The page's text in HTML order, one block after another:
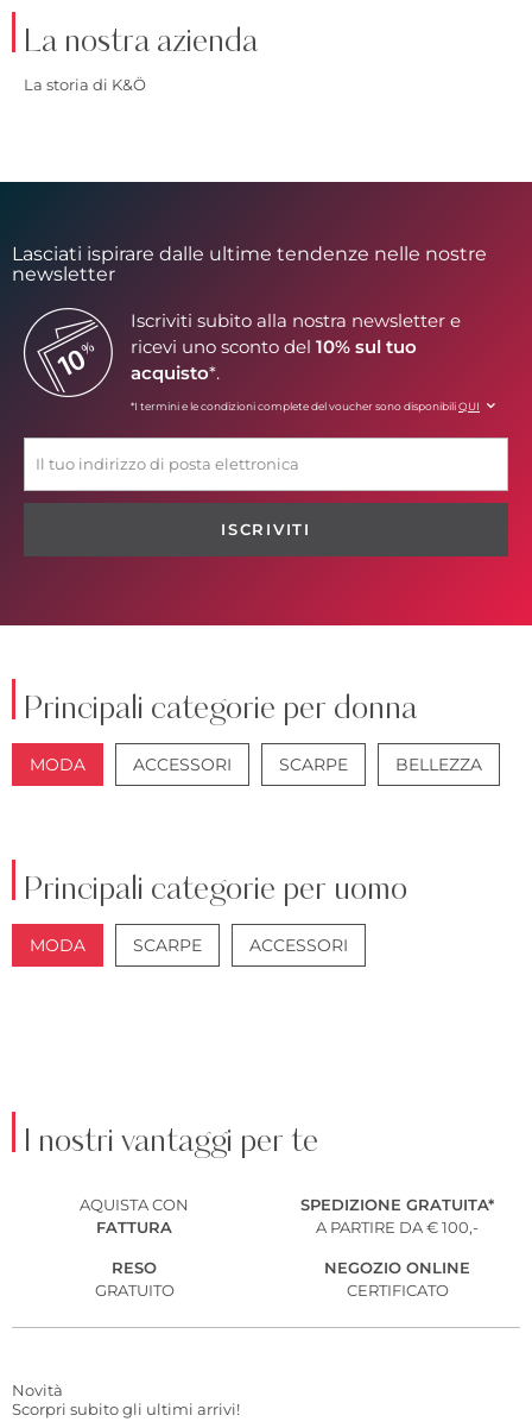
La nostra azienda
La storia di K&Ö
Lasciati ispirare dalle ultime tendenze nelle nostre
newsletter
Iscriviti subito alla nostra newsletter e
ricevi uno sconto del 10% sul tuo
acquisto*.
*I termini e le condizioni complete del voucher sono disponibiliQUI
ISCRIVITI
Principali categorie per donna
MODA ACCESSORI SCARPE BELLEZZA
Principali categorie per uomo
MODA SCARPE ACCESSORI
I nostri vantaggi per te
AQUISTACON
FATTURA
SPEDIZIONE GRATUITA*
A PARTIRE DA € 100,-
RESO
GRATUITO
NEGOZIO ONLINE
CERTIFICATO
Novità
Scorpri subito gli ultimi arrivi!